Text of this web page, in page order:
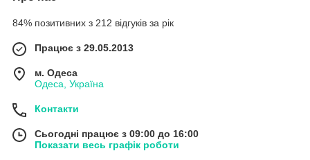
84% позитивних з 212 відгуків за рік
Працює з 29.05.2013
м. Одеса
Одеса, Україна
Контакти
Сьогодні працює з 09:00 до 16:00
Показати весь графік роботи